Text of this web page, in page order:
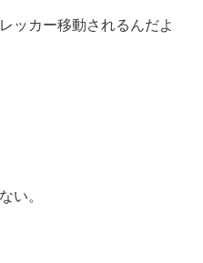
ッカー移動されるんだよ
い。